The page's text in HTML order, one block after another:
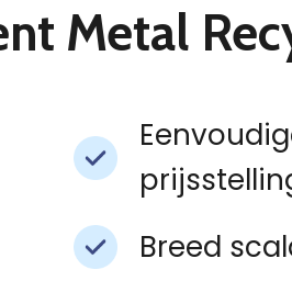
Metal
Breed